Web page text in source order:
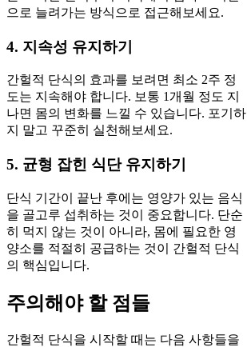
으로 늘려가는 방식으로 접근해보세요.
4. 지속성 유지하기
간헐적 단식의 효과를 보려면 최소 2주 정
도는 지속해야 합니다. 보통 1개월 정도 지
나면 몸의 변화를 느낄 수 있습니다. 포기하
지 말고 꾸준히 실천해보세요.
5. 균형 잡힌 식단 유지하기
단식 기간이 끝난 후에는 영양가 있는 음식
을 골고루 섭취하는 것이 중요합니다. 단순
히 먹지 않는 것이 아니라, 몸에 필요한 영
양소를 적절히 공급하는 것이 간헐적 단식
의 핵심입니다.
주의해야 할 점들
간헐적 단식을 시작할 때는 다음 사항들을